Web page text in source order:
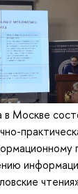
Москве